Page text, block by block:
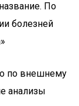
По
болезней
по внешнему
анализы